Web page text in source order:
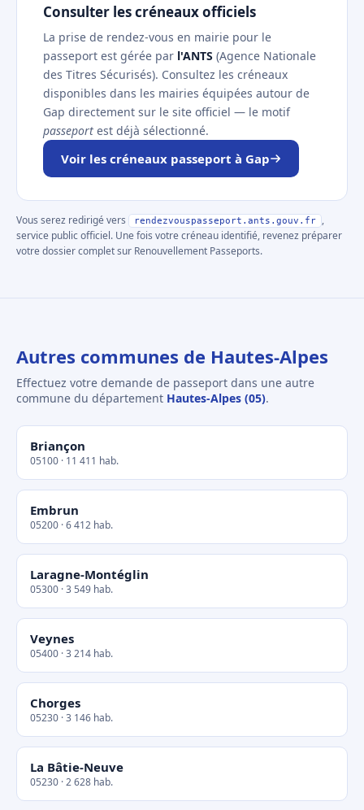
Consulter les créneaux officiels
La prise de rendez-vous en mairie pour le
passeport est gérée par l'ANTS (Agence Nationale
des Titres Sécurisés). Consultez les créneaux
disponibles dans les mairies équipées autour de
Gap directement sur le site officiel — le motif
passeport est déjà sélectionné.
Voir les créneaux passeport à Gap
Vous serez redirigé vers rendezvouspasseport.ants.gouv.fr
,
service public officiel. Une fois votre créneau identifié, revenez préparer
votre dossier complet sur Renouvellement Passeports.
Autres communes de Hautes-Alpes
Effectuez votre demande de passeport dans une autre
commune du département Hautes-Alpes (05).
Briançon
05100 · 11 411 hab.
Embrun
05200 · 6 412 hab.
Laragne-Montéglin
05300 · 3 549 hab.
Veynes
05400 · 3 214 hab.
Chorges
05230 · 3 146 hab.
La Bâtie-Neuve
05230 · 2 628 hab.